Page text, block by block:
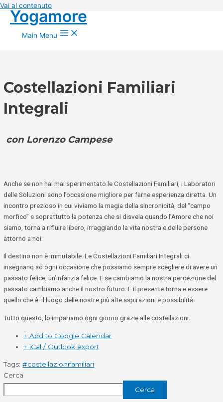
Vai al contenuto
Yogamore
Main Menu
Costellazioni Familiari
Integrali
con Lorenzo Campese
Anche se non hai mai sperimentato le Costellazioni Familiari, i Laboratori
delle Soluzioni sono l’occasione migliore per farne esperienza diretta. Un
incontro prezioso in cui viviamo la magia della sincronicità, del “campo
morfico” e soprattutto la potenza che si disvela quando l’Amore che noi
siamo, torna a rifluire libero, irraggiando la vita nostra e delle persone
attorno a noi.
Il destino non è immutabile. Le Costellazioni Familiari Integrali ci
insegnano ad ogni occasione che possiamo sempre scegliere di avere un
passato felice, un’infanzia felice. E se cambiamo la nostra percezione del
passato cambiamo anche il nostro futuro. E il presente torna e essere
quello che è: il luogo delle nostre più alte aspirazioni e possibilità.
Tutto questo, lo impariamo ogni giorno grazie alle costellazioni.
+ Add to Google Calendar
+ iCal / Outlook export
Tags:#costellazionifamiliari
Cerca
Cerca